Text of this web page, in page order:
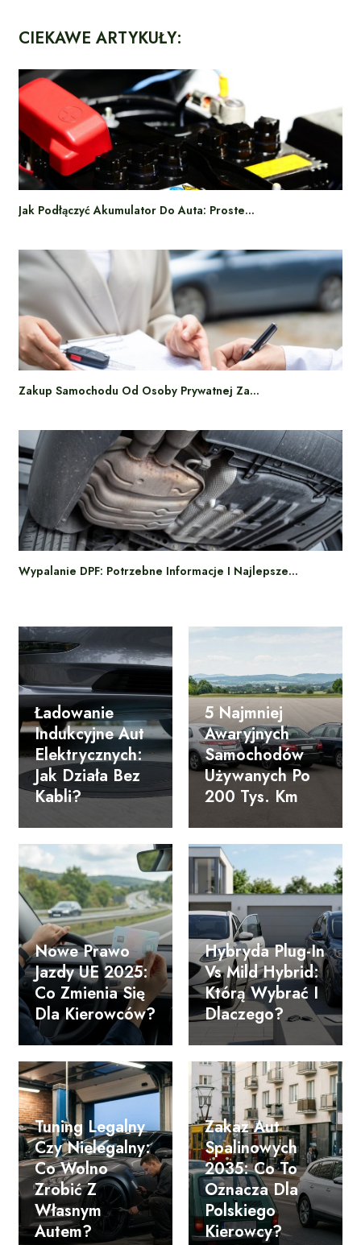
CIEKAWE ARTYKUŁY:
Jak Podłączyć Akumulator Do Auta: Proste…
Zakup Samochodu Od Osoby Prywatnej Za…
Wypalanie DPF: Potrzebne Informacje I Najlepsze…
Ładowanie
Indukcyjne Aut
Elektrycznych:
Jak Działa Bez
Kabli?
5 Najmniej
Awaryjnych
Samochodów
Używanych Po
200 Tys. Km
Nowe Prawo
Jazdy UE 2025:
Co Zmienia Się
Dla Kierowców?
Hybryda Plug-In
Vs Mild Hybrid:
Którą Wybrać I
Dlaczego?
Tuning Legalny
Czy Nielegalny:
Co Wolno
Zrobić Z
Własnym
Autem?
Zakaz Aut
Spalinowych
2035: Co To
Oznacza Dla
Polskiego
Kierowcy?